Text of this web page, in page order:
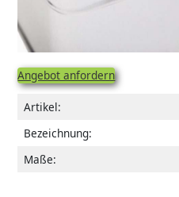
Angebot anfordern
Artikel:
Bezeichnung:
Maße: